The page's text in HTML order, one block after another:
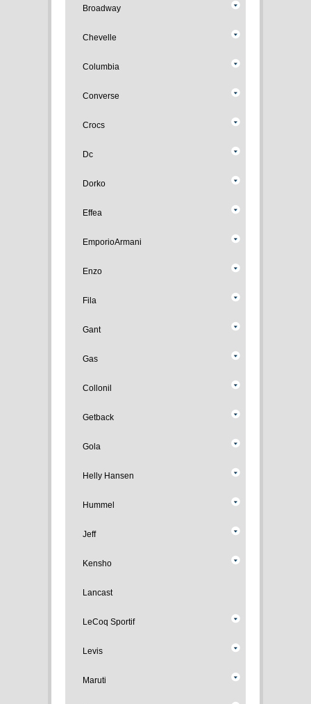
Broadway
Chevelle
Columbia
Converse
Crocs
Dc
Dorko
Effea
EmporioArmani
Enzo
Fila
Gant
Gas
Collonil
Getback
Gola
Helly Hansen
Hummel
Jeff
Kensho
Lancast
LeCoq Sportif
Levis
Maruti